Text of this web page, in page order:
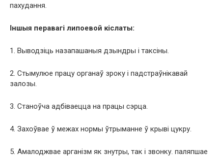
пахудання.
Іншыя перавагі липоевой кіслаты:
1. Выводзіць назапашаныя дзындры і таксіны.
2. Стымулюе працу органаў зроку і падстраўнікавай
залозы.
3. Станоўча адбіваецца на працы сэрца.
4. Захоўвае ў межах нормы ўтрыманне ў крыві цукру.
5. Амалоджвае арганізм як знутры, так і звонку. паляпшае